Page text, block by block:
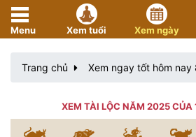
Menu Xem tuổi Xem ngày
Trang chủ Xem ngay tốt hôm nay
XEM TÀI LỘC NĂM 2025 CỦA